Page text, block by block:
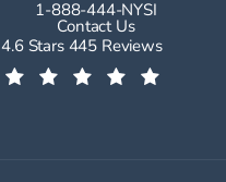
Call New York
1-888-444-NYSI
Contact Us
New York Spine Institute reviews:
4.6 Stars 445 Reviews